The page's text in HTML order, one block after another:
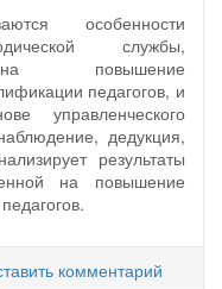
особенности
службы,
повышение
педагогов, и
управленческого
дедукция,
результаты
на повышение
комментарий